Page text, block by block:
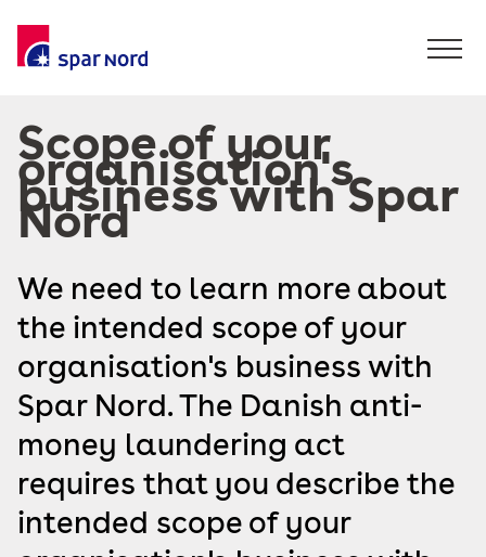
Scope of your
organisation's
business with Spar
Nord
We need to learn more about
the intended scope of your
organisation's business with
Spar Nord. The Danish anti-
money laundering act
requires that you describe the
intended scope of your